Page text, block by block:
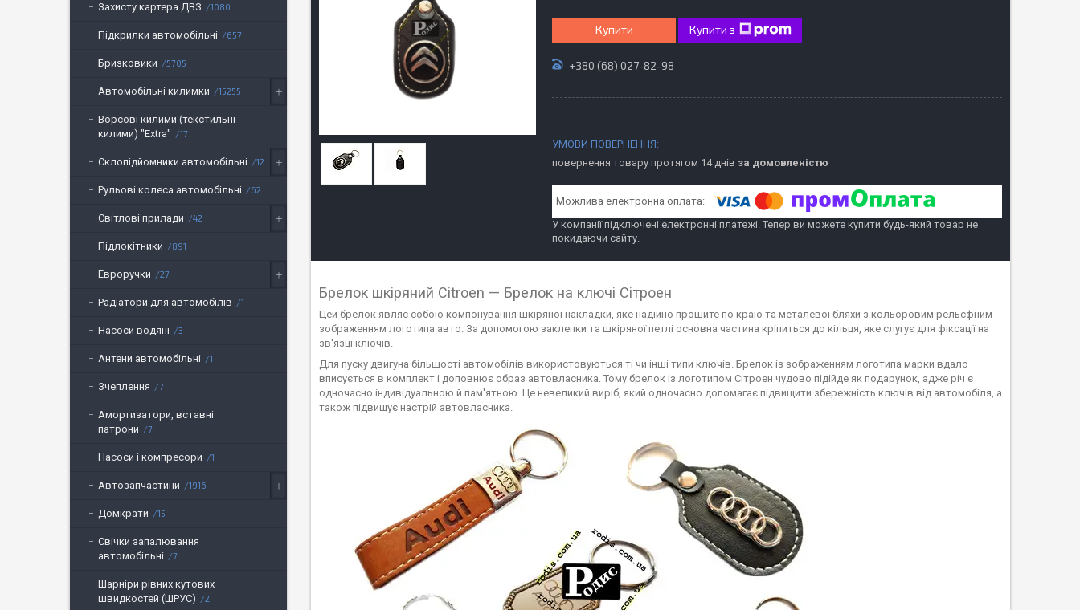
Купити Купити з
+380 (68) 027-82-98
повернення товару протягом 14 днів за домовленістю
У компанії підключені електронні платежі. Тепер ви можете купити будь-який товар не
покидаючи сайту.
Брелок шкіряний Citroen — Брелок на ключі Сітроен
Цей брелок являє собою компонування шкіряної накладки, яке надійно прошите по краю та металевої бляхи з кольоровим рельєфним
зображенням логотипа авто. За допомогою заклепки та шкіряної петлі основна частина кріпиться до кільця, яке слугує для фіксації на
зв'язці ключів.
Для пуску двигуна більшості автомобілів використовуються ті чи інші типи ключів. Брелок із зображенням логотипа марки вдало
вписується в комплект і доповнює образ автовласника. Тому брелок із логотипом Сітроен чудово підійде як подарунок, адже річ є
одночасно індивідуальною й пам'ятною. Це невеликий виріб, який одночасно допомагає підвищити збережність ключів від автомобіля, а
також підвищує настрій автовласника.
Захисту картера ДВЗ 1080
Підкрилки автомобільні 657
Бризковики 5705
Автомобільні килимки 15255
Ворсові килими (текстильні
килими) "Extra"
17
Склопідйомники автомобільні 12
Рульові колеса автомобільні 62
Світлові прилади 42
Підлокітники 891
Евроручки 27
Радіатори для автомобілів 1
Насоси водяні 3
Антени автомобільні 1
Зчеплення 7
Амортизатори, вставні
патрони
7
Насоси і компресори 1
Автозапчастини 1916
Домкрати 15
Свічки запалювання
автомобільні
7
Шарніри рівних кутових
швидкостей (ШРУС)
2